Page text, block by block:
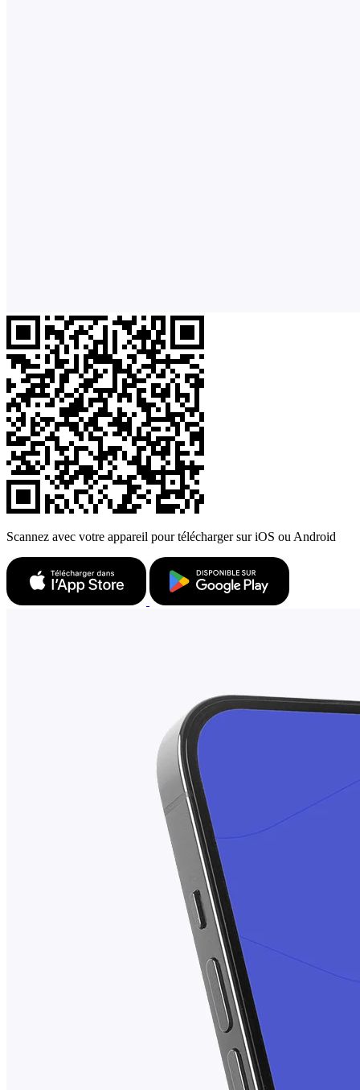
Scannez avec votre appareil pour télécharger sur iOS ou Android